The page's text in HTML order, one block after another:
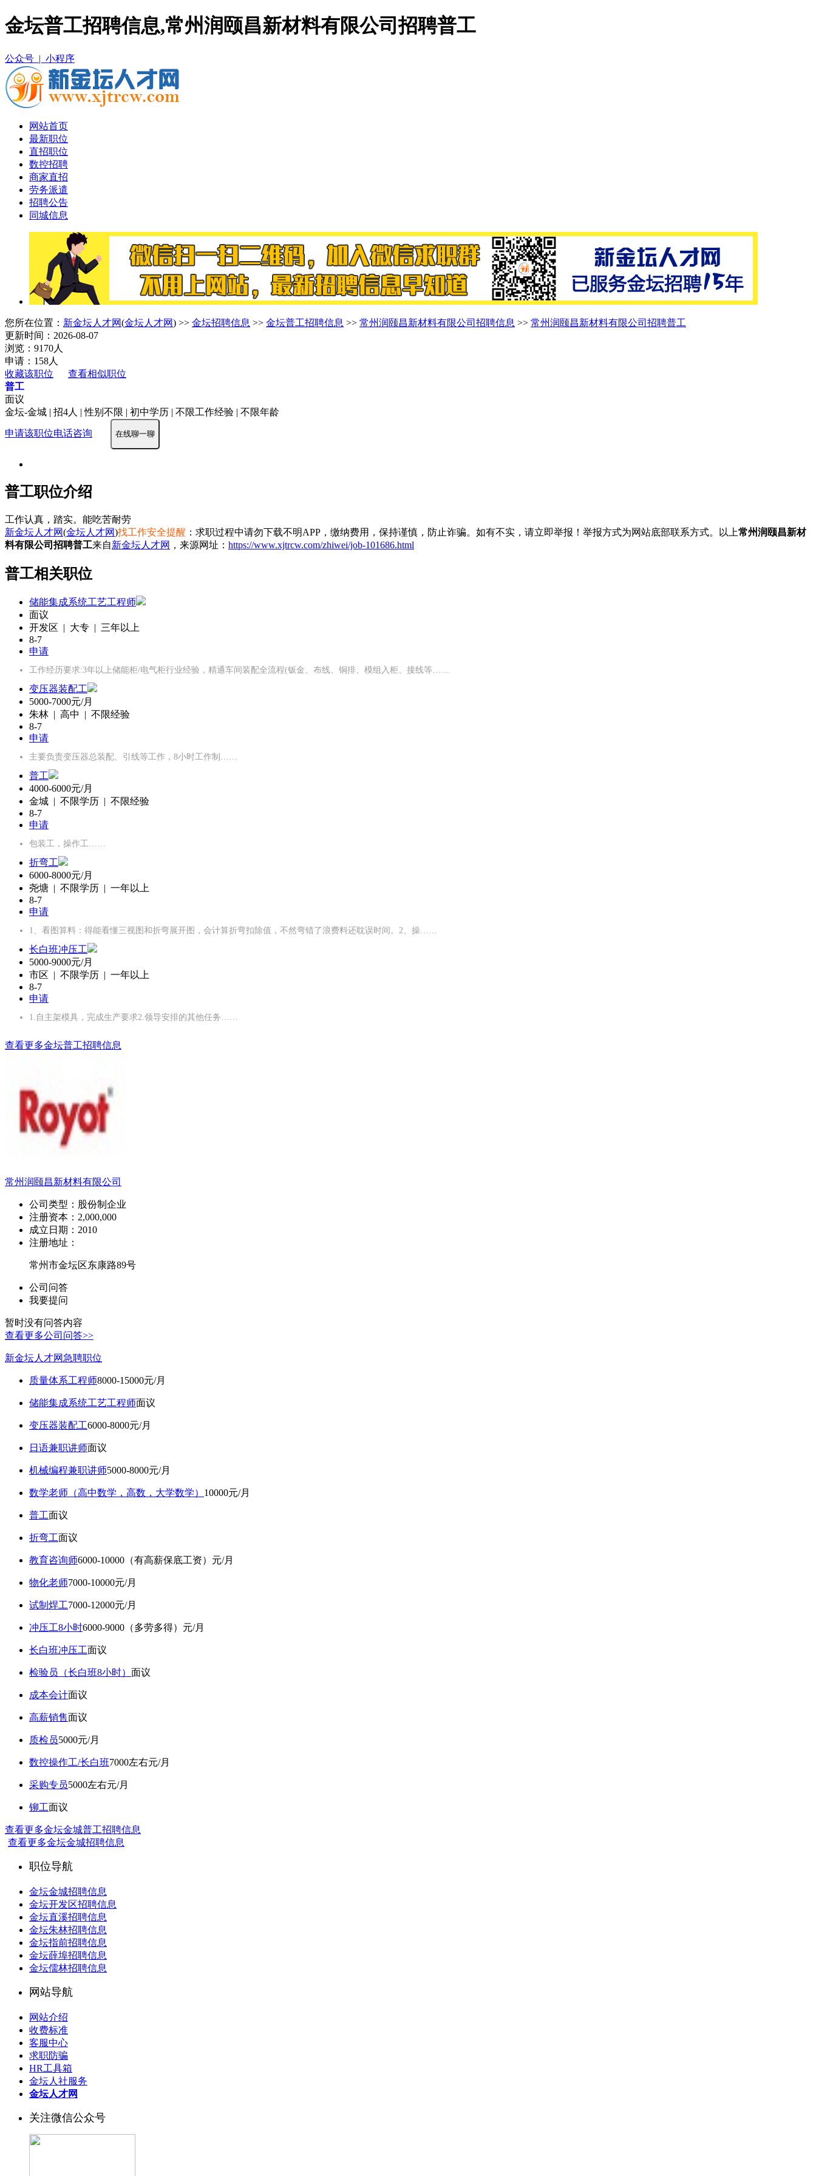
金坛普工招聘信息,常州润颐昌新材料有限公司招聘普工
公众号 | 小程序
网站首页
最新职位
直招职位
数控招聘
商家直招
劳务派遣
招聘公告
同城信息
您所在位置： 新金坛人才网(金坛人才网) >> 金坛招聘信息 >> 金坛普工招聘信息 >> 常州润颐昌新材料有限公司招聘信息 >> 常州润颐昌新材料有限公司招聘普工
更新时间：2026-08-07
浏览：9170人
申请：158人
收藏该职位
查看相似职位
普工
面议
金坛-金城 | 招4人 | 性别不限 | 初中学历 | 不限工作经验 | 不限年龄
申请该职位电话咨询 在线聊一聊
普工职位介绍
工作认真，踏实。能吃苦耐劳
新金坛人才网(金坛人才网)找工作安全提醒 ：求职过程中请勿下载不明APP，缴纳费用，保持谨慎，防止诈骗。如有不实，请立即举报！举报方式为网站底部联系方式。以上常州润颐昌新材
料有限公司招聘普工来自新金坛人才网 ，来源网址： https://www.xjtrcw.com/zhiwei/job-101686.html
普工相关职位
储能集成系统工艺工程师
面议
开发区 | 大专 | 三年以上
8-7
申请
工作经历要求:3年以上储能柜/电气柜行业经验，精通车间装配全流程(钣金、布线、铜排、模组入柜、接线等……
变压器装配工
5000-7000元/月
朱林 | 高中 | 不限经验
8-7
申请
主要负责变压器总装配、引线等工作，8小时工作制……
普工
4000-6000元/月
金城 | 不限学历 | 不限经验
8-7
申请
包装工，操作工……
折弯工
6000-8000元/月
尧塘 | 不限学历 | 一年以上
8-7
申请
1、‌看图算料‌：得能看懂三视图和折弯展开图，会计算折弯扣除值，不然弯错了浪费料还耽误时间。2、‌操……
长白班冲压工
5000-9000元/月
市区 | 不限学历 | 一年以上
8-7
申请
1.自主架模具，完成生产要求2.领导安排的其他任务……
查看更多金坛普工招聘信息
常州润颐昌新材料有限公司
公司类型： 股份制企业
注册资本： 2,000,000
成立日期： 2010
注册地址：
常州市金坛区东康路89号
公司问答
我要提问
暂时没有问答内容
查看更多公司问答>>
新金坛人才网急聘职位
质量体系工程师8000-15000元/月
储能集成系统工艺工程师面议
变压器装配工6000-8000元/月
日语兼职讲师面议
机械编程兼职讲师5000-8000元/月
数学老师（高中数学，高数，大学数学） 10000元/月
普工面议
折弯工面议
教育咨询师6000-10000（有高薪保底工资）元/月
物化老师7000-10000元/月
试制焊工7000-12000元/月
冲压工8小时6000-9000（多劳多得）元/月
长白班冲压工面议
检验员（长白班8小时） 面议
成本会计面议
高薪销售面议
质检员5000元/月
数控操作工/长白班7000左右元/月
采购专员5000左右元/月
铆工面议
查看更多金坛金城普工招聘信息
查看更多金坛金城招聘信息
职位导航
金坛金城招聘信息
金坛开发区招聘信息
金坛直溪招聘信息
金坛朱林招聘信息
金坛指前招聘信息
金坛薛埠招聘信息
金坛儒林招聘信息
网站导航
网站介绍
收费标准
客服中心
求职防骗
HR工具箱
金坛人社服务
金坛人才网
关注微信公众号